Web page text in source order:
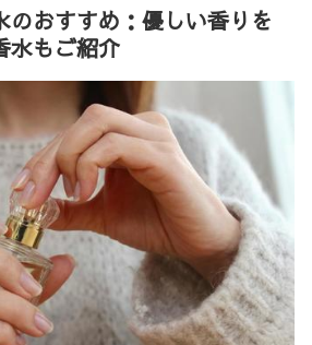
のおすすめ：優しい香りを
水もご紹介